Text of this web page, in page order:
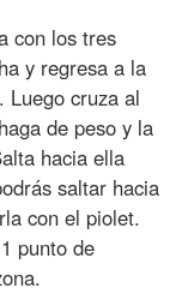
con los tres
y regresa a la
Luego cruza al
de peso y la
hacia ella
saltar hacia
con el piolet.
punto de